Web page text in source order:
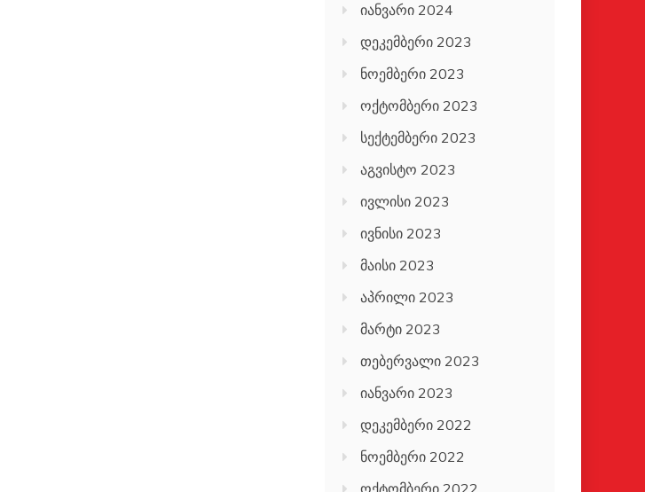
იანვარი 2024
დეკემბერი 2023
ნოემბერი 2023
ოქტომბერი 2023
სექტემბერი 2023
აგვისტო 2023
ივლისი 2023
ივნისი 2023
მაისი 2023
აპრილი 2023
მარტი 2023
თებერვალი 2023
იანვარი 2023
დეკემბერი 2022
ნოემბერი 2022